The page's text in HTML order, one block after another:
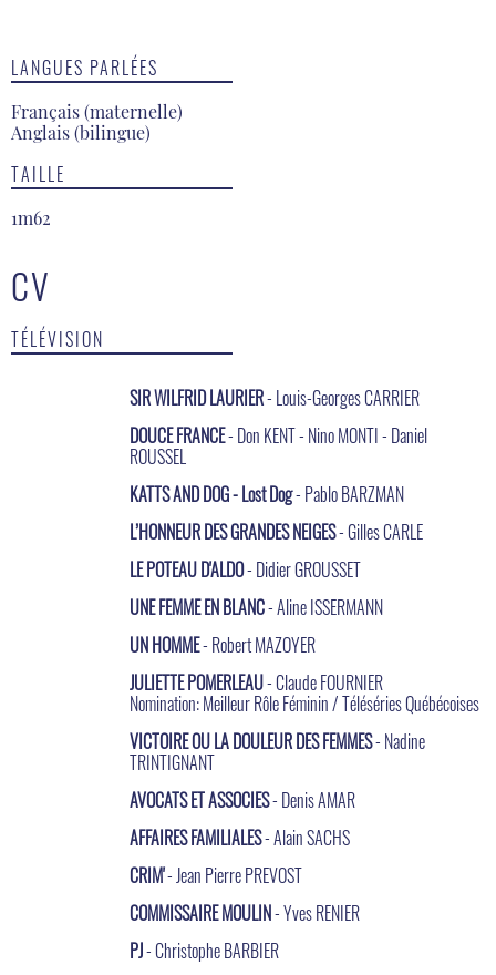
LANGUES PARLÉES
Français (maternelle)
Anglais (bilingue)
TAILLE
1m62
CV
TÉLÉVISION
SIR WILFRID LAURIER- Louis-Georges CARRIER
DOUCE FRANCE- Don KENT - Nino MONTI - Daniel
ROUSSEL
KATTS AND DOG - Lost Dog- Pablo BARZMAN
L’HONNEUR DES GRANDES NEIGES- Gilles CARLE
LE POTEAU D'ALDO- Didier GROUSSET
UNE FEMME EN BLANC- Aline ISSERMANN
UN HOMME- Robert MAZOYER
JULIETTE POMERLEAU- Claude FOURNIER
Nomination: Meilleur Rôle Féminin / Téléséries Québécoises
VICTOIRE OU LA DOULEUR DES FEMMES- Nadine
TRINTIGNANT
AVOCATS ET ASSOCIES- Denis AMAR
AFFAIRES FAMILIALES- Alain SACHS
CRIM'- Jean Pierre PREVOST
COMMISSAIRE MOULIN- Yves RENIER
PJ- Christophe BARBIER